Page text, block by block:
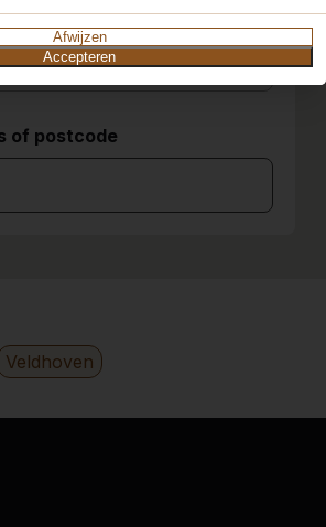
Afwijzen
Accepteren
hebben we de
niet kunnen gebruiken. Maar
uit.
15-04-2020
20-12-2017
te zien. Dan hebben ze
of postcode
Veldhoven